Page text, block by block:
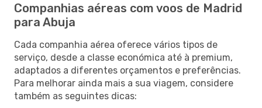
Companhias aéreas com voos de Madrid
para Abuja
Cada companhia aérea oferece vários tipos de
serviço, desde a classe económica até à premium,
adaptados a diferentes orçamentos e preferências.
Para melhorar ainda mais a sua viagem, considere
também as seguintes dicas: